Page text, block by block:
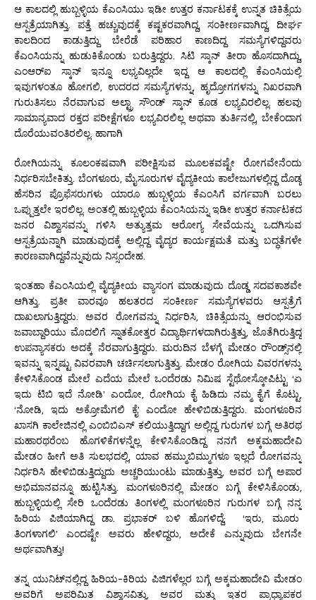
ಆ ಕಾಲದಲ್ಲಿ ಹುಬ್ಬಳ್ಳಿಯ ಕೆಎಂಸಿಯು ಇಡೀ ಉತ್ತರ ಕರ್ನಾಟಕಕ್ಕೆ ಉನ್ನತ ಚಿಕಿತ್ಸೆಯ
ಆಸ್ಪತ್ರೆಯಾಗಿತ್ತು. ಪತ್ತೆ ಹಚ್ಚುವುದಕ್ಕೆ ಕಷ್ಟಕರವಾಗಿದ್ದ, ಸಂಕೀರ್ಣವಾಗಿದ್ದ, ದೀರ್ಘ
ಕಾಲದಿಂದ ಕಾಡುತ್ತಿದ್ದು ಬೇರೆಡೆ ಪರಿಹಾರ ಕಾಣದಿದ್ದ ಸಮಸ್ಯೆಗಳಿದ್ದವರು
ಕೆಎಂಸಿಯನ್ನು ಹುಡುಕಿಕೊಂಡು ಬರುತ್ತಿದ್ದರು. ಸಿಟಿ ಸ್ಕಾನ್ ತೀರಾ ಹೊಸದಾಗಿದ್ದು,
ಎಂಆರ್‌ಐ ಸ್ಕಾನ್ ಇನ್ನೂ ಲಭ್ಯವಿಲ್ಲದೇ ಇದ್ದ ಆ ಕಾಲದಲ್ಲಿ ಕೆಎಂಸಿಯಲ್ಲಿ
ಇವುಗಳಂತೂ ಹೋಗಲಿ, ಉದರದ ಸಮಸ್ಯೆಗಳನ್ನು, ಹೃದ್ರೋಗಗಳನ್ನು ನಿಖರವಾಗಿ
ಗುರುತಿಸಲು ನೆರವಾಗುವ ಅಲ್ಟ್ರಾ ಸೌಂಡ್ ಸ್ಕಾನ್ ಕೂಡ ಲಭ್ಯವಿರಲಿಲ್ಲ. ಹಲವು
ಸಾಮಾನ್ಯವಾದ ರಕ್ತದ ಪರೀಕ್ಷೆಗಳೂ ಲಭ್ಯವಿರಲಿಲ್ಲ ಅಥವಾ ತುರ್ತಿನಲ್ಲಿ, ಬೇಕೆಂದಾಗ
ದೊರೆಯುವಂತಿರಲಿಲ್ಲ. ಹಾಗಾಗಿ
ರೋಗಿಯನ್ನು ಕೂಲಂಕಷವಾಗಿ ಪರೀಕ್ಷಿಸುವ ಮೂಲಕವಷ್ಟೇ ರೋಗವೇನೆಂದು
ನಿರ್ಧರಿಸಬೇಕಿತ್ತು. ಬೆಂಗಳೂರು, ಮೈಸೂರುಗಳ ವೈದ್ಯಕೀಯ ಕಾಲೇಜುಗಳಲ್ಲಿದ್ದ ದೊಡ್ಡ
ಹೆಸರಿನ ಪ್ರೊಫೆಸರುಗಳು ಯಾರೂ ಹುಬ್ಬಳ್ಳಿಯ ಕೆಎಂಸಿಗೆ ವರ್ಗವಾಗಿ ಬರಲು
ಒಪ್ಪುತ್ತಲೇ ಇರಲಿಲ್ಲ. ಅಂತಲ್ಲಿ ಹುಬ್ಬಳ್ಳಿಯ ಕೆಎಂಸಿಯನ್ನು ಇಡೀ ಉತ್ತರ ಕರ್ನಾಟಕದ
ಜನರ ವಿಶ್ವಾಸವನ್ನು ಗಳಿಸಿ ಅತ್ಯುತ್ತಮ ಆರೋಗ್ಯ ಸೇವೆಯನ್ನು ಒದಗಿಸುವ
ಆಸ್ಪತ್ರೆಯನ್ನಾಗಿ ಮಾಡುವುದಕ್ಕೆ ಅಲ್ಲಿದ್ದ ವೈದ್ಯರ ಕಾರ್ಯಕ್ಷಮತೆ ಮತ್ತು ಬದ್ಧತೆಗಳೇ
ಕಾರಣವಾಗಿದ್ದವೆನ್ನುವುದು ನಿಸ್ಸಂದೇಹ.
ಇಂತಹಾ ಕೆಎಂಸಿಯಲ್ಲಿ ವೈದ್ಯಕೀಯ ವ್ಯಾಸಂಗ ಮಾಡುವುದು ದೊಡ್ಡ ಸದವಕಾಶವೇ
ಆಗಿತ್ತು. ಪ್ರತೀ ವಾರವೂ ಹಲತರದ ಸಂಕೀರ್ಣ ಸಮಸ್ಯೆಗಳವರು ಆಸ್ಪತ್ರೆಗೆ
ದಾಖಲಾಗುತ್ತಿದ್ದರು. ಅವರ ರೋಗವನ್ನು ನಿರ್ಧರಿಸಿ, ಚಿಕಿತ್ಸೆಯನ್ನು ಆರಂಭಿಸುವ
ಜವಾಬ್ದಾರಿಯು ಮೊದಲಿಗೆ ಸ್ನಾತಕೋತ್ತರ ವಿದ್ಯಾರ್ಥಿಗಳದಾಗಿರುತ್ತಿತ್ತು, ಜೊತೆಗಿರುತ್ತಿದ್ದ
ಉಪನ್ಯಾಸಕರು ಅದಕ್ಕೆ ನೆರವಾಗುತ್ತಿದ್ದರು. ಮರುದಿನ ಬೆಳಗ್ಗೆ ಮೇಡಂ ರೌಂಡ್ಸ್‌ನಲ್ಲಿ
ಇವನ್ನು ಇನ್ನಷ್ಟು ವಿವರವಾಗಿ ಚರ್ಚಿಸಲಾಗುತ್ತಿತ್ತು. ಮೇಡಂ ರೋಗಿಯ ವಿವರಗಳನ್ನು
ಕೇಳಿಸಿಕೊಂಡ ಮೇಲೆ ಎದೆಯ ಮೇಲೆ ಒಂದೆರಡು ನಿಮಿಷ ಸ್ಟೆಥೋಸ್ಕೋಪಿಟ್ಟು ‘ಏ
ಇದು ಟಿಬಿ ಇದೆ ನೋಡಿ’ ಎಂದೋ, ರೋಗಿಯ ಕೈ ಹಿಡಿದು ನಮ್ಮ ಕೈಗೆ ಕೊಟ್ಟು,
‘ನೋಡಿ, ಇದು ಅಕ್ರೋಮೆಗಲಿ ಕೈ’ ಎಂದೋ ಹೇಳಿಬಿಡುತ್ತಿದ್ದರು. ಮಂಗಳೂರಿನ
ಖಾಸಗಿ ಕಾಲೇಜಿನಲ್ಲಿ ಎಂಬಿಬಿಎಸ್ ಕಲಿಯುತ್ತಿದ್ದಾಗ ಅಲ್ಲಿದ್ದ ಗುರುಗಳ ಬಗ್ಗೆ ಅತಿರಥ
ಮಹಾರಥರೆಂಬ ಹೊಗಳಿಕೆಗಳನ್ನೆಲ್ಲ ಕೇಳಿಸಿಕೊಂಡಿದ್ದ ನನಗೆ ಅಕ್ಕಮಹಾದೇವಿ
ಮೇಡಂ ಹೀಗೆ ಅತಿ ಸುಲಭದಲ್ಲಿ, ಯಾವ ಹಮ್ಮುಬಿಮ್ಮುಗಳೂ ಇಲ್ಲದೆ ರೋಗವನ್ನು
ನಿರ್ಧರಿಸಿ ಹೇಳಿಬಿಡುತ್ತಿದ್ದುದು ಅಚ್ಚರಿಯುಂಟು ಮಾಡುತ್ತಿತ್ತು, ಅವರ ಬಗ್ಗೆ ಅಪಾರ
ಅಭಿಮಾನವನ್ನೂ ಹುಟ್ಟಿಸಿತ್ತು. ಮಂಗಳೂರಿನಲ್ಲಿ ಮೇಡಂ ಬಗ್ಗೆ ಕೇಳಿಸಿಕೊಂಡು,
ಹುಬ್ಬಳ್ಳಿಯಲ್ಲಿ ಸೇರಿ ಒಂದೆರಡು ತಿಂಗಳಲ್ಲಿ ಮಂಗಳೂರಿನ ಗುರುಗಳ ಬಗ್ಗೆ ನನ್ನ
ಹಿರಿಯ ಪಿಜಿಯಾಗಿದ್ದ ಡಾ. ಪ್ರಭಾಕರ್ ಬಳಿ ಹೊಗಳಿದ್ದೆ; ‘ಇರು, ಮೂರು
ತಿಂಗಳಾಗಲಿ’ ಎಂದಷ್ಟೇ ಅವರು ಹೇಳಿದ್ದರು, ಅದೇಕೆ ಎನ್ನುವುದು ಬೇಗನೇ
ಅರ್ಥವಾಗಿತ್ತು!
ತನ್ನ ಯುನಿಟ್‌ನಲ್ಲಿದ್ದ ಹಿರಿಯ-ಕಿರಿಯ ಪಿಜಿಗಳೆಲ್ಲರ ಬಗ್ಗೆ ಅಕ್ಕಮಹಾದೇವಿ ಮೇಡಂ
ಅವರಿಗೆ ಅಪರಿಮಿತ ವಿಶ್ವಾಸವಿತ್ತು, ಅವರ ಮತ್ತು ಇತರ ಪ್ರಾಧ್ಯಾಪಕರ